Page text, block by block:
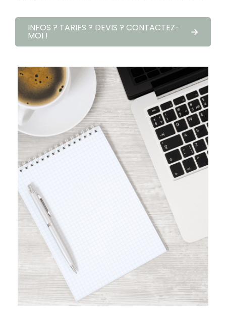
INFOS ? TARIFS ? DEVIS ? CONTACTEZ-
MOI !